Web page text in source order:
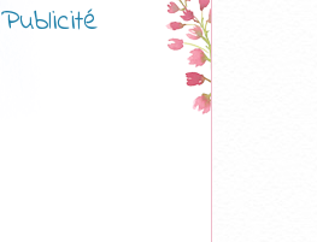
Publicité